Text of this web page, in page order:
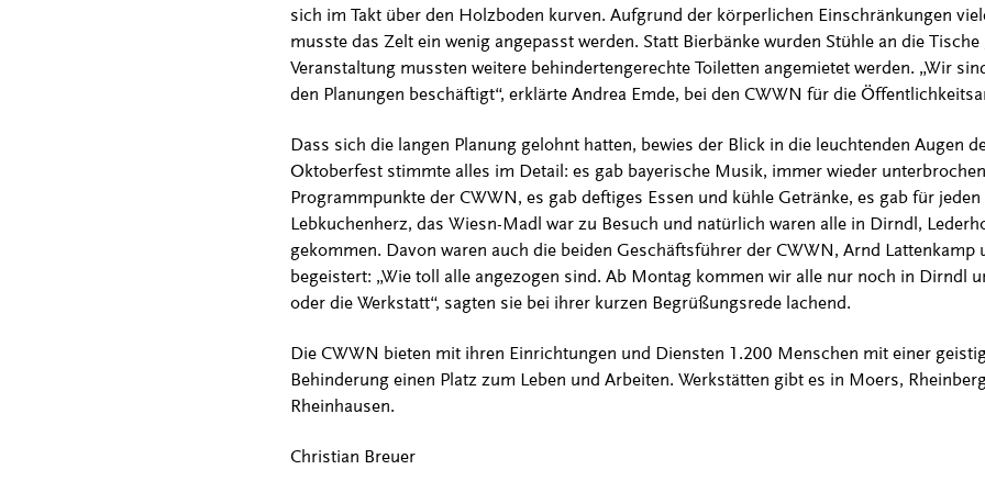
sich im Takt über den Holzboden kurven. Aufgrund der körperlichen Einschränkungen
musste das Zelt ein wenig angepasst werden. Statt Bierbänke wurden Stühle an die
Veranstaltung mussten weitere behindertengerechte Toiletten angemietet werden. „Wir
den Planungen beschäftigt“, erklärte Andrea Emde, bei den CWWN für die
Dass sich die langen Planung gelohnt hatten, bewies der Blick in die leuchtenden Augen
Oktoberfest stimmte alles im Detail: es gab bayerische Musik, immer wieder
Programmpunkte der CWWN, es gab deftiges Essen und kühle Getränke, es gab für
Lebkuchenherz, das Wiesn-Madl war zu Besuch und natürlich waren alle in Dirndl,
gekommen. Davon waren auch die beiden Geschäftsführer der CWWN, Arnd Lattenkamp
begeistert: „Wie toll alle angezogen sind. Ab Montag kommen wir alle nur noch in Dirndl
oder die Werkstatt“, sagten sie bei ihrer kurzen Begrüßungsrede lachend.
Die CWWN bieten mit ihren Einrichtungen und Diensten 1.200 Menschen mit einer
Behinderung einen Platz zum Leben und Arbeiten. Werkstätten gibt es in Moers,
Rheinhausen.
Christian Breuer